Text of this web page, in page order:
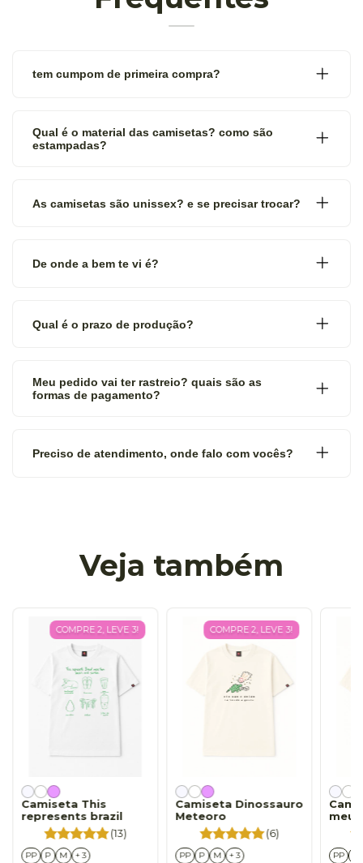
tem cumpom de primeira compra?
Qual é o material das camisetas? como são
estampadas?
As camisetas são unissex? e se precisar trocar?
De onde a bem te vi é?
Qual é o prazo de produção?
Meu pedido vai ter rastreio? quais são as
formas de pagamento?
Preciso de atendimento, onde falo com vocês?
Veja também
COMPRE 2, LEVE 3!
Camiseta This
represents brazil
(13)
PP P M + 3
COMPRE 2, LEVE 3!
Camiseta Dinossauro
Meteoro
(6)
PP P M + 3
meu
PP